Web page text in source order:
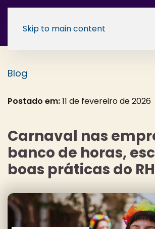
Skip to main content
Blog
Postado em:11 de fevereiro de 2026
Carnaval nas
banco de horas,
boas práticas do RH